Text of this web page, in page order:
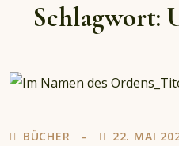
Schlagwort:
BÜCHER 22. MAI